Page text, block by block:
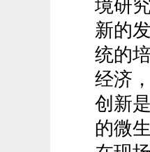
境研
新的
统的
经济
创新
的微